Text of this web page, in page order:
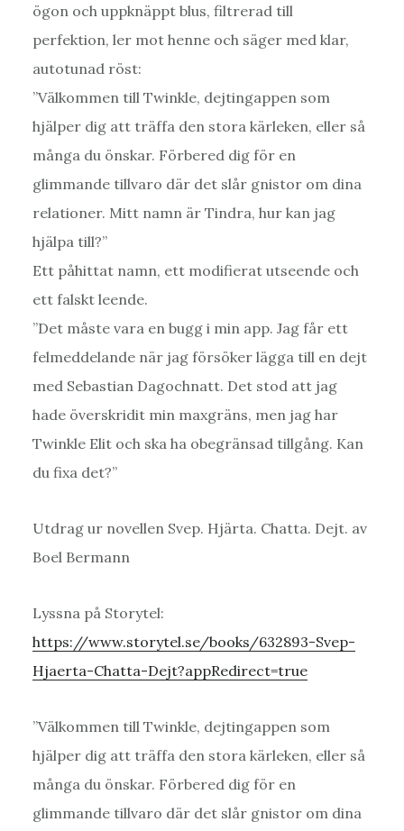
ögon och uppknäppt blus, filtrerad till
perfektion, ler mot henne och säger med klar,
autotunad röst:
”Välkommen till Twinkle, dejtingappen som
hjälper dig att träffa den stora kärleken, eller så
många du önskar. Förbered dig för en
glimmande tillvaro där det slår gnistor om dina
relationer. Mitt namn är Tindra, hur kan jag
hjälpa till?”
Ett påhittat namn, ett modifierat utseende och
ett falskt leende.
”Det måste vara en bugg i min app. Jag får ett
felmeddelande när jag försöker lägga till en dejt
med Sebastian Dagochnatt. Det stod att jag
hade överskridit min maxgräns, men jag har
Twinkle Elit och ska ha obegränsad tillgång. Kan
du fixa det?”
Utdrag ur novellen Svep. Hjärta. Chatta. Dejt. av
Boel Bermann
Lyssna på Storytel:
https://www.storytel.se/books/632893-Svep-
Hjaerta-Chatta-Dejt?appRedirect=true
”Välkommen till Twinkle, dejtingappen som
hjälper dig att träffa den stora kärleken, eller så
många du önskar. Förbered dig för en
glimmande tillvaro där det slår gnistor om dina